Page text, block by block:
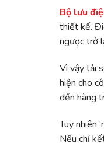
Bộ lưu
thiết kế.
ngược trở
Vì vậy tải
hiện cho
đến hàng
Tuy nhiên
Nếu chỉ